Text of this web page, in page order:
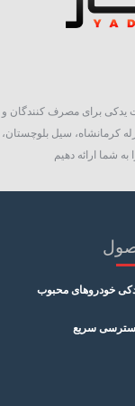
آنلاین قطعات یدکی برای
کرمانشاه، سیل
شما ارائه دهیم
خودروهای محبوب
سریع